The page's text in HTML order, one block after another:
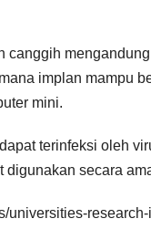
implan mampu
mini.
terinfeksi oleh
secara